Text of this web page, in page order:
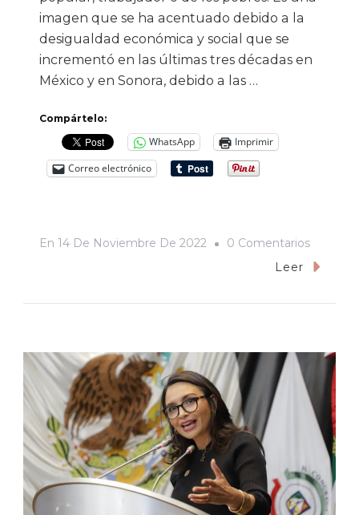
imagen que se ha acentuado debido a la
desigualdad económica y social que se
incrementó en las últimas tres décadas en
México y en Sonora, debido a las …
Compártelo:
WhatsApp
Imprimir
Correo electrónico
En 14 De Noviembre De 2022 0 ComentariosEn
“Feos,
Leer